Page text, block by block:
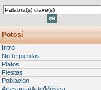
Potosí
Intro
No te pierdas
Platos
Fiestas
Poblacion